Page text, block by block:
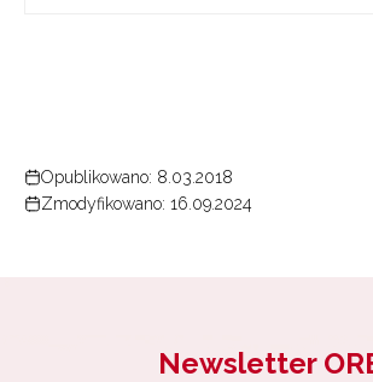
Opublikowano: 8.03.2018
Zmodyfikowano: 16.09.2024
Newsletter